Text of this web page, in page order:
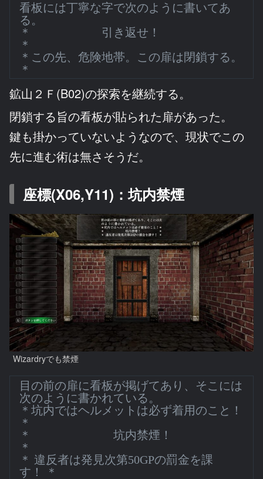
看板には丁寧な字で次のように書いてあ
る。
＊ 引き返せ！
＊
＊この先、危険地帯。この扉は閉鎖する。
＊
鉱山２Ｆ(B02)の探索を継続する。
閉鎖する旨の看板が貼られた扉があった。
鍵も掛かっていないようなので、現状でこの
先に進む術は無さそうだ。
座標(X06,Y11)：坑内禁煙
Wizardryでも禁煙
目の前の扉に看板が掲げてあり、そこには
次のように書かれている。
＊坑内ではヘルメットは必ず着用のこと！
＊
＊ 坑内禁煙！
＊
＊ 違反者は発見次第50GPの罰金を課
す！ ＊